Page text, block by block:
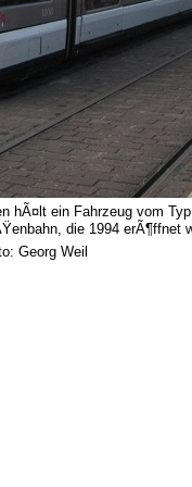
hÃ¤lt ein Fahrzeug vom
die 1994 erÃ¶ffnet
Georg Weil